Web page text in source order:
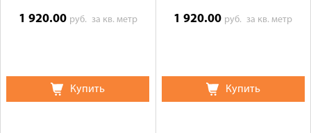
1 920.00 руб. за кв. метр
Купить
1 920.00 руб.за кв. метр
Купить